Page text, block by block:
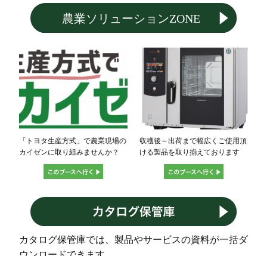
「トヨタ生産方式」で農業現場の
カイゼンに取り組みませんか？
収穫後～出荷まで幅広くご使用頂
ける製品を取り揃えております
カタログ保管庫では、製品やサービスの資料が一括ダ